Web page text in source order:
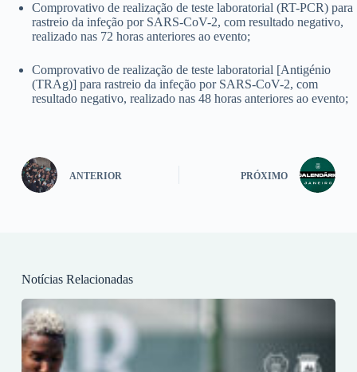
Comprovativo de realização de teste laboratorial (RT-PCR) para
rastreio da infeção por SARS-CoV-2, com resultado negativo,
realizado nas 72 horas anteriores ao evento;
Comprovativo de realização de teste laboratorial [Antigénio
(TRAg)] para rastreio da infeção por SARS-CoV-2, com
resultado negativo, realizado nas 48 horas anteriores ao evento;
ANTERIOR PRÓXIMO
Notícias Relacionadas